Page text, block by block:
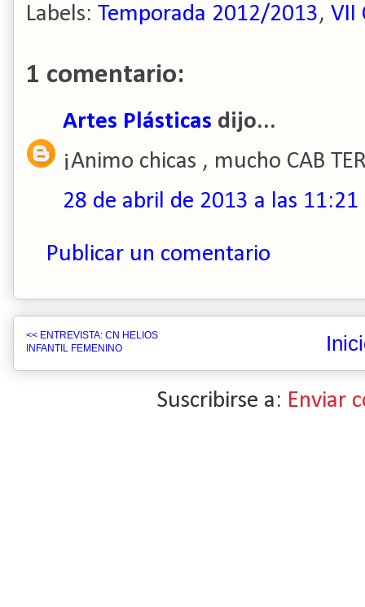
Labels: Temporada 2012/2013, VII
1 comentario:
Artes Plásticas dijo...
¡Animo chicas , mucho CAB
28 de abril de 2013 a las 11:21
Publicar un comentario
<< ENTREVISTA: CN HELIOS
INFANTIL FEMENINO
Suscribirse a: Enviar